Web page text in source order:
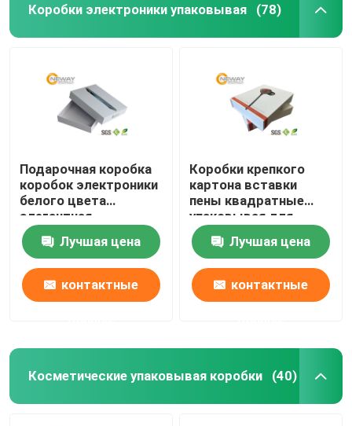
Коробки электроники упаковывая (78)
Подарочная коробка
коробок электроники
белого цвета
элегантная
напечатанная
упаковывая бумажная
для смартфона
Лучшая цена
контактные
Коробки крепкого
картона вставки
пены квадратные
упаковывая для
пользы индустрии,
изготовленной на
заказ картины
Лучшая цена
контактные
Косметические упаковывая коробки (40)